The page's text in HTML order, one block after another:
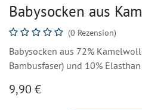
Babysocken aus
(0 Rezension)
Babysocken aus 72%
Bambusfaser) und 10%
9,90 €